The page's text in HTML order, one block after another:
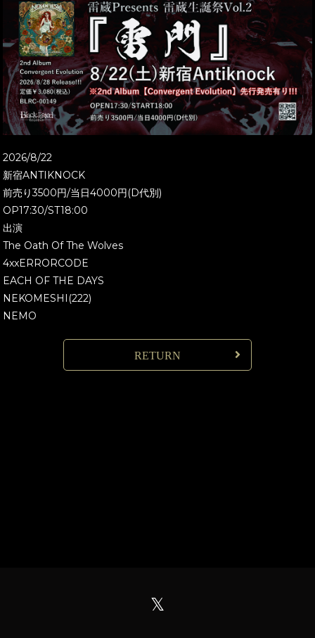
2026/8/22
新宿ANTIKNOCK
前売り3500円/当日4000円(D代別)
OP17:30/ST18:00
出演
The Oath Of The Wolves
4xxERRORCODE
EACH OF THE DAYS
NEKOMESHI(222)
NEMO
RETURN
𝕏